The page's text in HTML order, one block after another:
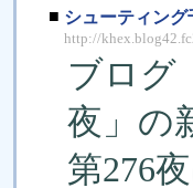
■ シューティン
http://
ブログ
夜」の
第276